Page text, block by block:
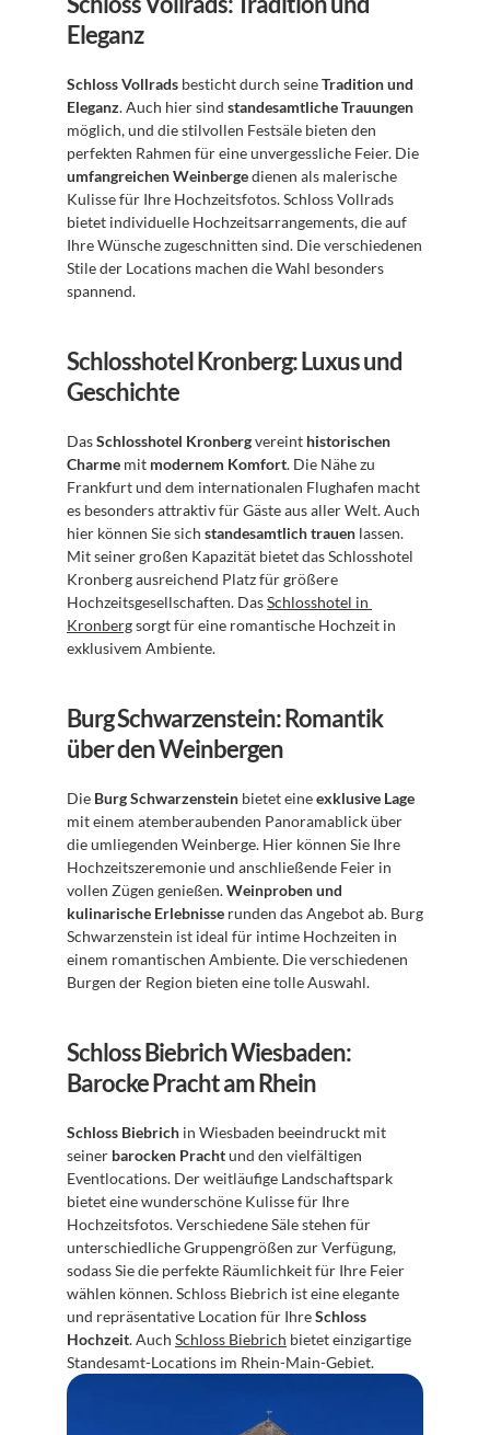
Eleganz
Schloss Vollrads besticht durch seine Tradition und
Eleganz. Auch hier sind standesamtliche Trauungen
möglich, und die stilvollen Festsäle bieten den
umfangreichen Weinberge dienen als malerische
Kulisse für Ihre Hochzeitsfotos. Schloss Vollrads
bietet individuelle Hochzeitsarrangements, die auf
Ihre Wünsche zugeschnitten sind. Die verschiedenen
Stile der Locations machen die Wahl besonders
spannend.
Schlosshotel Kronberg: Luxus und
Geschichte
Das Schlosshotel Kronberg vereint historischen
Charme mit modernem Komfort. Die Nähe zu
Frankfurt und dem internationalen Flughafen macht
es besonders attraktiv für Gäste aus aller Welt. Auch
hier können Sie sich standesamtlich trauen lassen.
Mit seiner großen Kapazität bietet das Schlosshotel
Kronberg ausreichend Platz für größere
Hochzeitsgesellschaften. Das Schlosshotel in
Kronberg sorgt für eine romantische Hochzeit in
exklusivem Ambiente.
Burg Schwarzenstein: Romantik
über den Weinbergen
Die Burg Schwarzenstein bietet eine exklusive Lage
mit einem atemberaubenden Panoramablick über
die umliegenden Weinberge. Hier können Sie Ihre
Hochzeitszeremonie und anschließende Feier in
vollen Zügen genießen. Weinproben und
kulinarische Erlebnisse runden das Angebot ab. Burg
Schwarzenstein ist ideal für intime Hochzeiten in
einem romantischen Ambiente. Die verschiedenen
Burgen der Region bieten eine tolle Auswahl.
Schloss Biebrich Wiesbaden:
Barocke Pracht am Rhein
Schloss Biebrich in Wiesbaden beeindruckt mit
seiner barocken Pracht und den vielfältigen
Eventlocations. Der weitläufige Landschaftspark
bietet eine wunderschöne Kulisse für Ihre
Hochzeitsfotos. Verschiedene Säle stehen für
unterschiedliche Gruppengrößen zur Verfügung,
sodass Sie die perfekte Räumlichkeit für Ihre Feier
wählen können. Schloss Biebrich ist eine elegante
und repräsentative Location für Ihre Schloss
Hochzeit. Auch Schloss Biebrich bietet einzigartige
Standesamt-Locations im Rhein-Main-Gebiet.